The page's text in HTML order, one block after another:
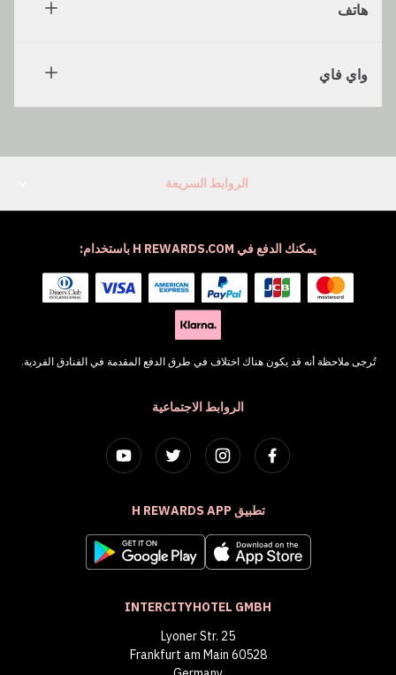
هاتف
واي فاي
الروابط السريعة
الروابط الاجتماعية
تطبيق H REWARDS APP
INTERCITYHOTEL GMBH
Lyoner Str. 25
60528 Frankfurt am Main
يمكنك الدفع في H REWARDS.COM باستخدام:
تُرجى ملاحظة أنه قد يكون هناك اختلاف في طرق الدفع المقدمة في الفنادق الفردية.